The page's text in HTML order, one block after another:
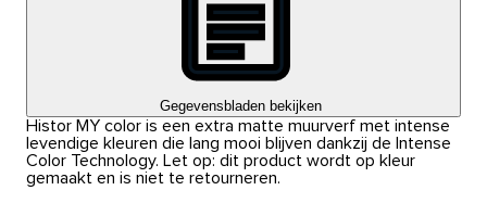
Gegevensbladen bekijken
Histor MY color is een extra matte muurverf met intense
levendige kleuren die lang mooi blijven dankzij de Intense
Color Technology. Let op: dit product wordt op kleur
gemaakt en is niet te retourneren.